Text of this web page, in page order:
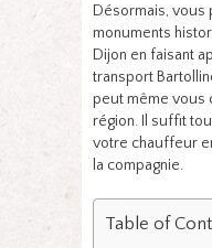
Désormais, vous
monuments
Dijon en faisant
transport
peut même vous
région. Il suffit
votre chauffeur
la compagnie.
Table of